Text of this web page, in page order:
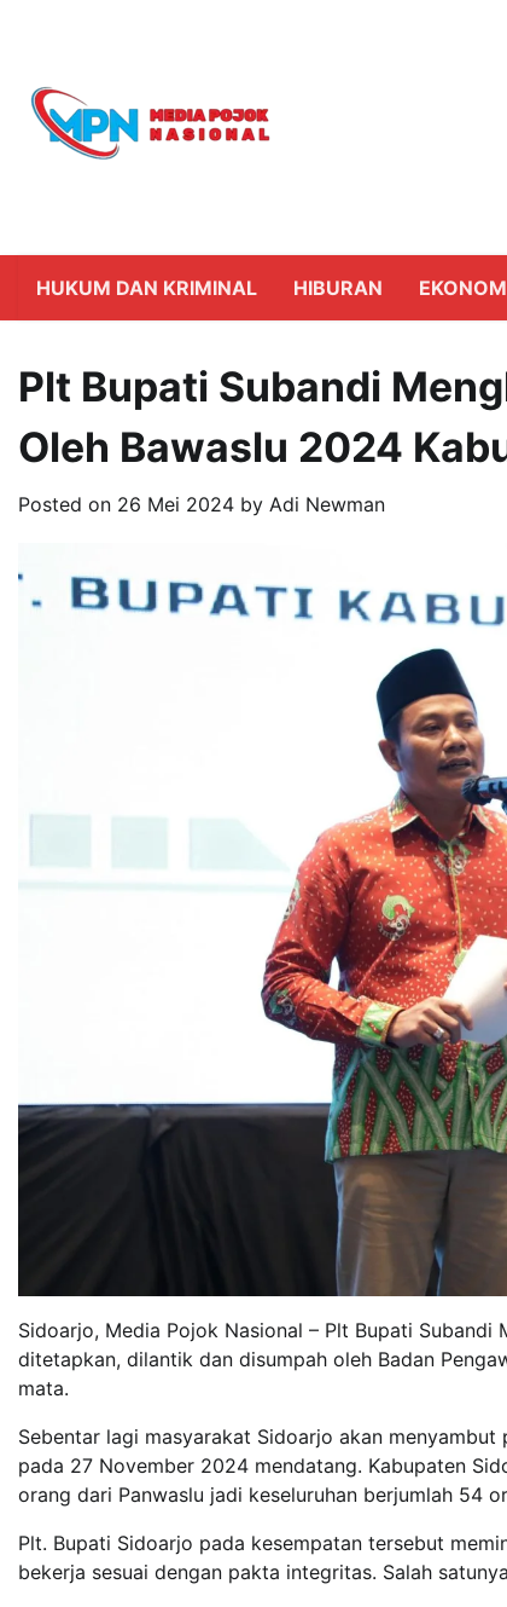
HUKUM DAN KRIMINAL HIBURAN
Plt Bupati Subandi
Oleh Bawaslu 2024
Posted on 26 Mei 2024 by Adi Newman
Sidoarjo, Media Pojok Nasional – Plt Bupati Subandi
ditetapkan, dilantik dan disumpah oleh Badan
mata.
Sebentar lagi masyarakat Sidoarjo akan
pada 27 November 2024 mendatang. Kabupaten
orang dari Panwaslu jadi keseluruhan berjumlah 54
Plt. Bupati Sidoarjo pada kesempatan tersebut
bekerja sesuai dengan pakta integritas. Salah